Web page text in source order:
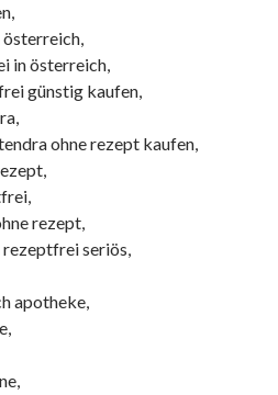
in österreich,
günstig kaufen,
ohne rezept kaufen,
rezept,
seriös,
apotheke,